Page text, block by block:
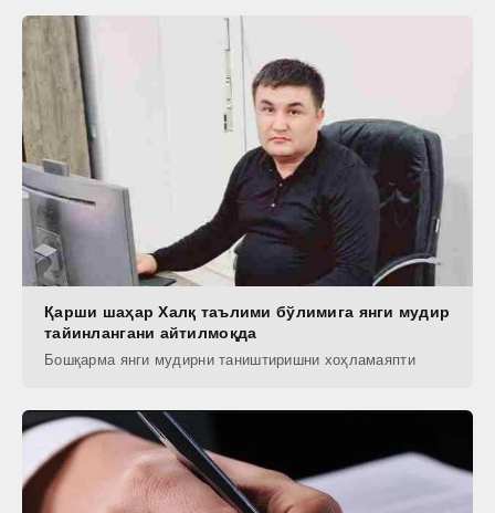
Қарши шаҳар Халқ таълими бўлимига янги мудир
тайинлангани айтилмоқда
Бошқарма янги мудирни таништиришни хоҳламаяпти